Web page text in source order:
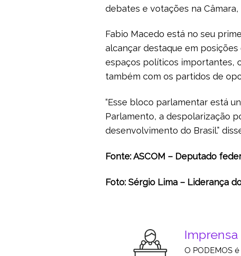
debates e votações na
Fabio Macedo está no seu
alcançar destaque em
espaços políticos importantes,
também com os partidos de
“Esse bloco parlamentar está
Parlamento, a despolarização
desenvolvimento do Brasil.”
Fonte: ASCOM – Deputado
Foto: Sérgio Lima – Liderança
O PODEMOS